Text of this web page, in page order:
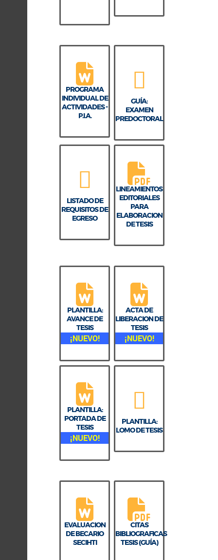
PROGRAMA
INDIVIDUAL DE
ACTIVIDADES -
P.I.A.
GUÍA:
EXAMEN
PREDOCTORAL
LISTADO DE
REQUISITOS DE
EGRESO
LINEAMIENTOS
EDITORIALES
PARA
ELABORACION
DE TESIS
PLANTILLA:
AVANCE DE
TESIS
¡NUEVO!
ACTA DE
LIBERACION DE
TESIS
¡NUEVO!
PLANTILLA:
PORTADA DE
TESIS
¡NUEVO!
PLANTILLA:
LOMO DE TESIS
EVALUACION
DE BECARIO
SECIHTI
CITAS
BIBLIOGRAFICAS
TESIS (GUÍA)